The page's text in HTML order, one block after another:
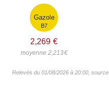
Gazole
B7
2,269 €
moyenne 2,213€
Relevés du 01/08/2026 à 20:00, source